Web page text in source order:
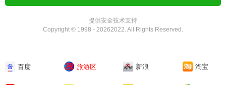
提供安全技术支持
Copyright © 1998 - 20262022. All Rights Reserved.
百度 旅游区 新浪 淘宝